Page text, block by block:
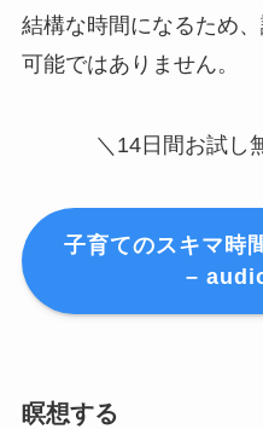
結構な時間になるため
可能ではありません。
＼14日間お試し
子育てのスキマ時
–
瞑想する